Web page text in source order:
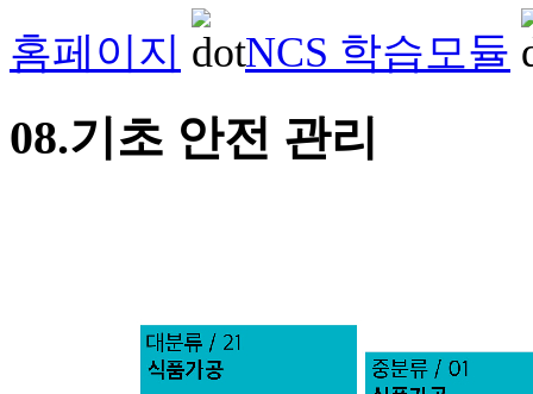
홈페이지 NCS 학습모듈
08.기초 안전 관리